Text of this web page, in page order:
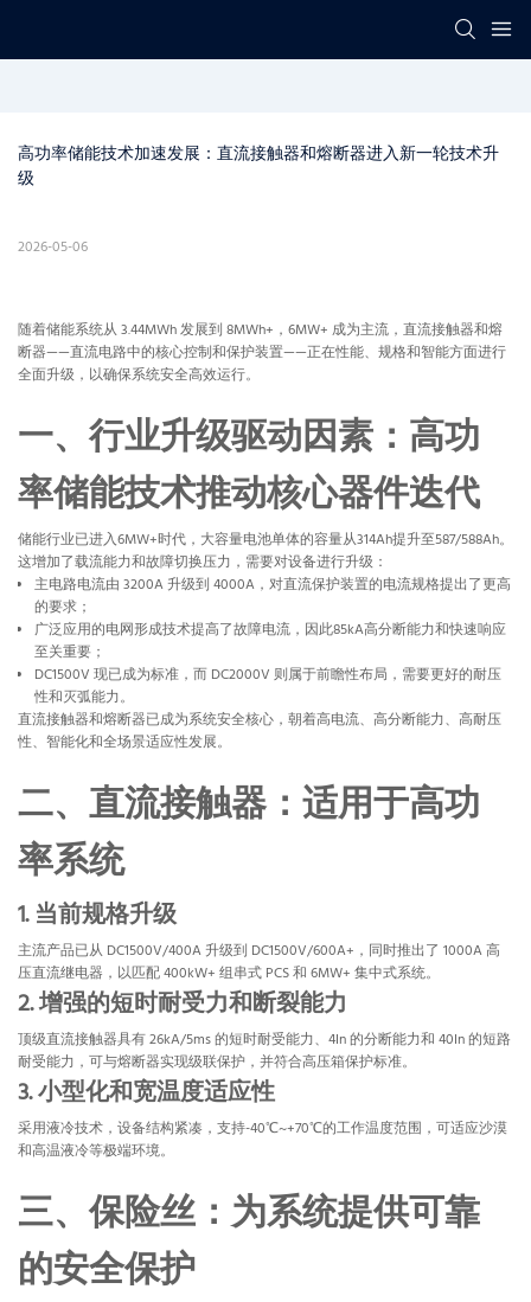
高功率储能技术加速发展：直流接触器和熔断器进入新一轮技术升
级
2026-05-06
随着储能系统从 3.44MWh 发展到 8MWh+，6MW+ 成为主流，直流接触器和熔
断器——直流电路中的核心控制和保护装置——正在性能、规格和智能方面进行
全面升级，以确保系统安全高效运行。
一、行业升级驱动因素：高功
率储能技术推动核心器件迭代
储能行业已进入6MW+时代，大容量电池单体的容量从314Ah提升至587/588Ah。
这增加了载流能力和故障切换压力，需要对设备进行升级：
主电路电流由 3200A 升级到 4000A，对直流保护装置的电流规格提出了更高
的要求；
广泛应用的电网形成技术提高了故障电流，因此85kA高分断能力和快速响应
至关重要；
DC1500V 现已成为标准，而 DC2000V 则属于前瞻性布局，需要更好的耐压
性和灭弧能力。
直流接触器和熔断器已成为系统安全核心，朝着高电流、高分断能力、高耐压
性、智能化和全场景适应性发展。
二、直流接触器：适用于高功
率系统
1. 当前规格升级
主流产品已从 DC1500V/400A 升级到 DC1500V/600A+，同时推出了 1000A 高
压直流继电器，以匹配 400kW+ 组串式 PCS 和 6MW+ 集中式系统。
2. 增强的短时耐受力和断裂能力
顶级直流接触器具有 26kA/5ms 的短时耐受能力、4In 的分断能力和 40In 的短路
耐受能力，可与熔断器实现级联保护，并符合高压箱保护标准。
3. 小型化和宽温度适应性
采用液冷技术，设备结构紧凑，支持-40℃~+70℃的工作温度范围，可适应沙漠
和高温液冷等极端环境。
三、保险丝：为系统提供可靠
的安全保护